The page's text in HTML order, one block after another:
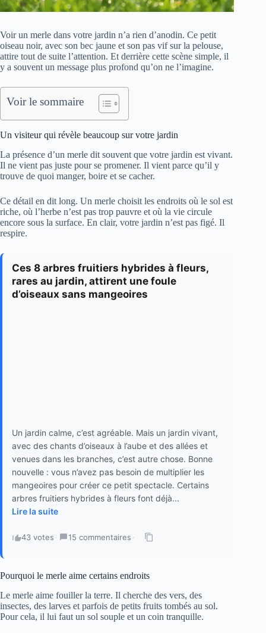
Voir un merle dans votre jardin n’a rien d’anodin. Ce petit
oiseau noir, avec son bec jaune et son pas vif sur la pelouse,
attire tout de suite l’attention. Et derrière cette scène simple, il
y a souvent un message plus profond qu’on ne l’imagine.
Voir le sommaire
Un visiteur qui révèle beaucoup sur votre jardin
La présence d’un merle dit souvent que votre jardin est vivant.
Il ne vient pas juste pour se promener. Il vient parce qu’il y
trouve de quoi manger, boire et se cacher.
Ce détail en dit long. Un merle choisit les endroits où le sol est
riche, où l’herbe n’est pas trop pauvre et où la vie circule
encore sous la surface. En clair, votre jardin n’est pas figé. Il
respire.
Ces 8 arbres fruitiers hybrides à fleurs,
rares au jardin, attirent une foule
d’oiseaux sans mangeoires
Un jardin calme, c’est agréable. Mais un jardin vivant,
avec des chants d’oiseaux à l’aube et des allées et
venues dans les branches, c’est autre chose. Bonne
nouvelle : vous n’avez pas besoin de multiplier les
mangeoires pour créer ce petit spectacle. Certains
arbres fruitiers hybrides à fleurs font déjà...
Lire la suite
43 votes · 15 commentaires ·
Pourquoi le merle aime certains endroits
Le merle aime fouiller la terre. Il cherche des vers, des
insectes, des larves et parfois de petits fruits tombés au sol.
Pour cela, il lui faut un sol souple et un coin tranquille.